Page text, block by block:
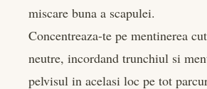
miscare buna a scapulei.
Concentreaza-te pe mentinerea
neutre, incordand trunchiul si
pelvisul in acelasi loc pe tot